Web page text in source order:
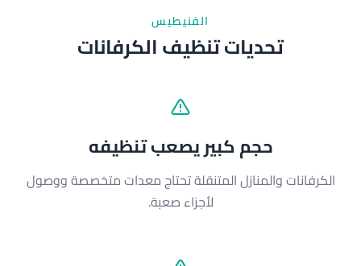
الفنيطيس
تحديات تنظيف الكرفانات
حجم كبير يصعب تنظيفه
الكرفانات والمنازل المتنقلة تحتاج معدات متخصصة ووصول
لأجزاء صعبة.